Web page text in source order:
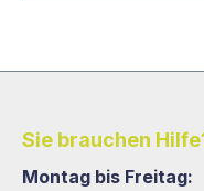
Sie brauchen
Montag bis Freitag: